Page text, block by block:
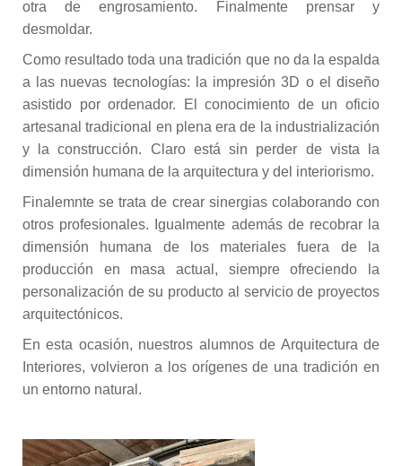
otra de engrosamiento. Finalmente prensar y
desmoldar.
Como resultado toda una tradición que no da la espalda
a las nuevas tecnologías: la impresión 3D o el diseño
asistido por ordenador. El conocimiento de un oficio
artesanal tradicional en plena era de la industrialización
y la construcción. Claro está sin perder de vista la
dimensión humana de la arquitectura y del interiorismo.
Finalemnte se trata de crear sinergias colaborando con
otros profesionales. Igualmente además de recobrar la
dimensión humana de los materiales fuera de la
producción en masa actual, siempre ofreciendo la
personalización de su producto al servicio de proyectos
arquitectónicos.
En esta ocasión, nuestros alumnos de Arquitectura de
Interiores, volvieron a los orígenes de una tradición en
un entorno natural.